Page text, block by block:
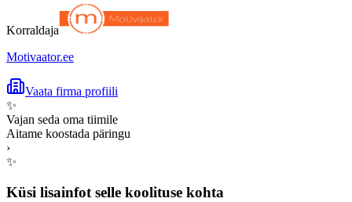
Korraldaja
Motivaator.ee
Vaata firma profiili
✨
Vajan seda oma tiimile
Aitame koostada päringu
›
✨
Küsi lisainfot selle koolituse kohta